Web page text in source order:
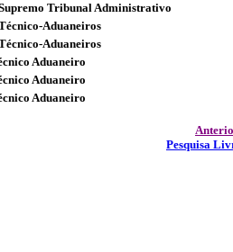
Tribunal Administrativo
Aduaneiros
Aduaneiros
Aduaneiro
Aduaneiro
Aduaneiro
Pesquisa